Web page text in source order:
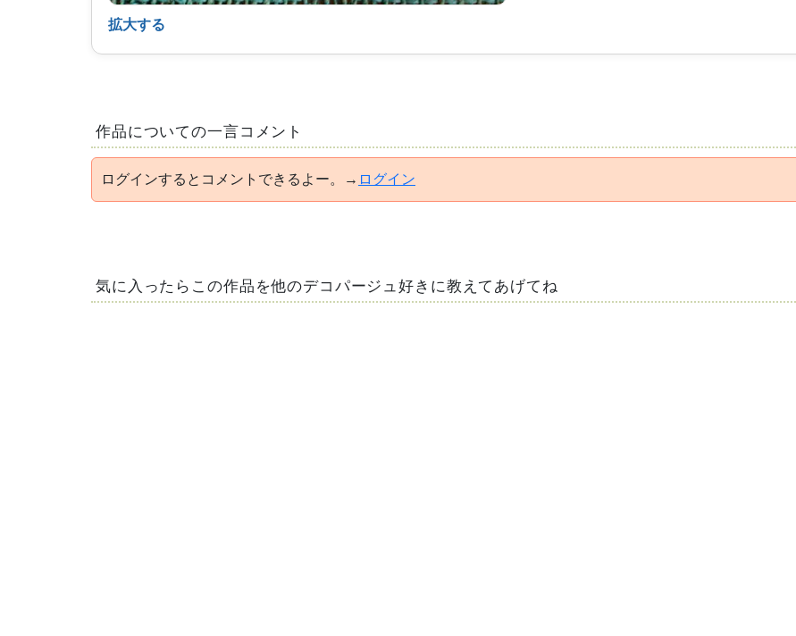
拡大する
作品についての一言コメント
ログインするとコメントできるよー。→ ログイン
気に入ったらこの作品を他のデコパージュ好きに教えてあげてね